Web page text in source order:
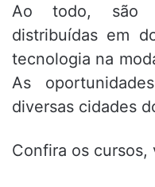
Ao todo, são
distribuídas em
tecnologia na
As
diversas cidades
Confira os cursos,